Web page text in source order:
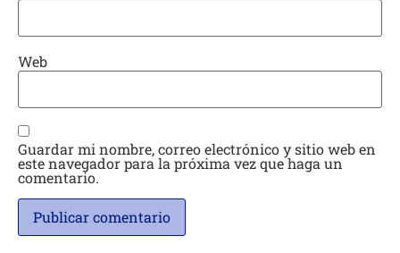
Web
Guardar mi nombre, correo electrónico y sitio web en
este navegador para la próxima vez que haga un
comentario.